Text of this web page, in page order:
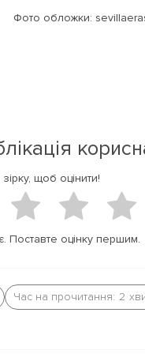
Фото обложки:
щоб оцінити!
Поставте оцінку першим.
Час на прочитання: 2